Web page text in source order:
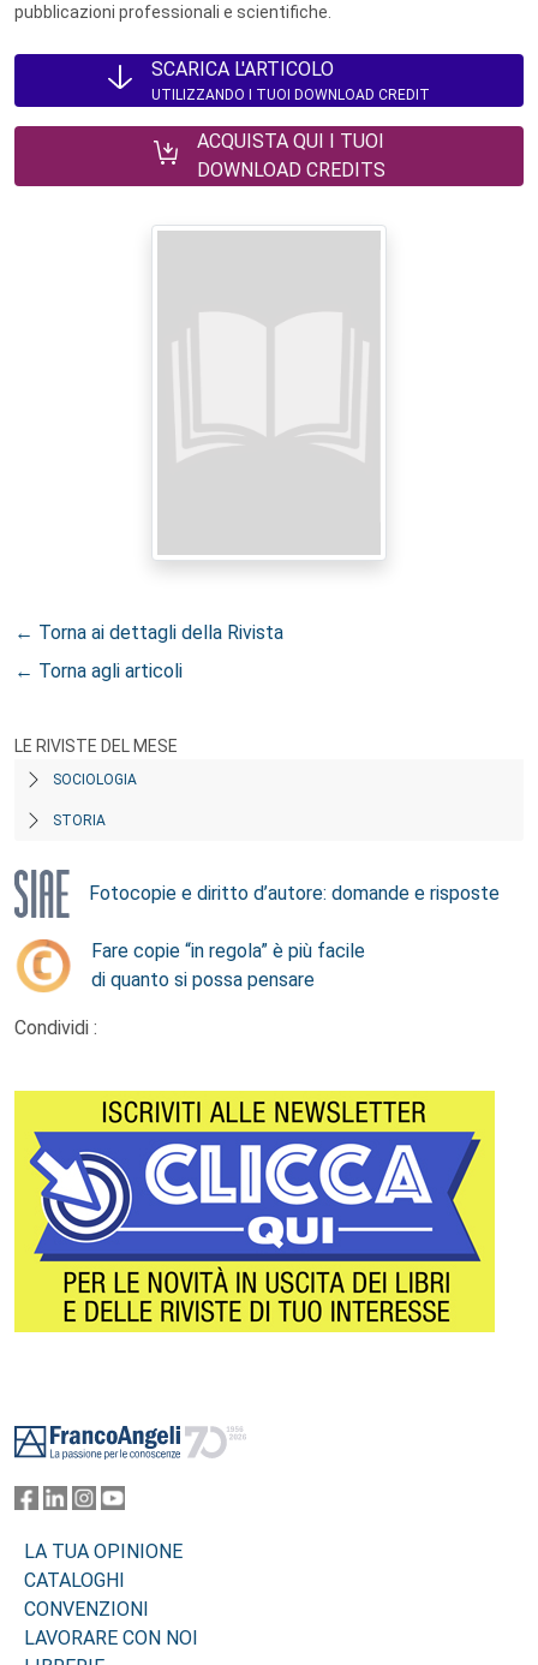
pubblicazioni professionali e scientifiche.
SCARICA L'ARTICOLO
UTILIZZANDO I TUOI DOWNLOAD CREDIT
ACQUISTA QUI I TUOI
DOWNLOAD CREDITS
← Torna ai dettagli della Rivista
← Torna agli articoli
LE RIVISTE DEL MESE
SOCIOLOGIA
STORIA
Fotocopie e diritto d’autore: domande e risposte
Fare copie “in regola” è più facile
di quanto si possa pensare
Condividi :
LA TUA OPINIONE
CATALOGHI
CONVENZIONI
LAVORARE CON NOI